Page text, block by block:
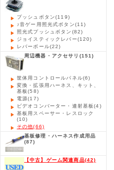
プッシュボタン(119)
♪音ゲー用照光式ボタン(11)
照光式プッシュボタン (82)
ジョイスティックレバー(120)
レバーボール(22)
周辺機器・アクセサリ (151)
筐体用コントロールパネル(6)
変換・拡張用ハーネス、キット、
基板(58)
電源(17)
ビデオコンバーター・連射基板(4)
基板用スペーサー・レスロック
(10)
その他(66)
基板修理・ハーネス作成用品
(87)
【中古】ゲーム関連商品(42)